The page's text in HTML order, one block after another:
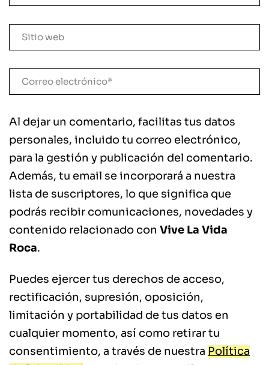
Al dejar un comentario, facilitas tus datos
personales, incluido tu correo electrónico,
para la gestión y publicación del comentario.
Además, tu email se incorporará a nuestra
lista de suscriptores, lo que significa que
podrás recibir comunicaciones, novedades y
contenido relacionado con Vive La Vida
Roca.
Puedes ejercer tus derechos de acceso,
rectificación, supresión, oposición,
limitación y portabilidad de tus datos en
cualquier momento, así como retirar tu
consentimiento, a través de nuestra Política